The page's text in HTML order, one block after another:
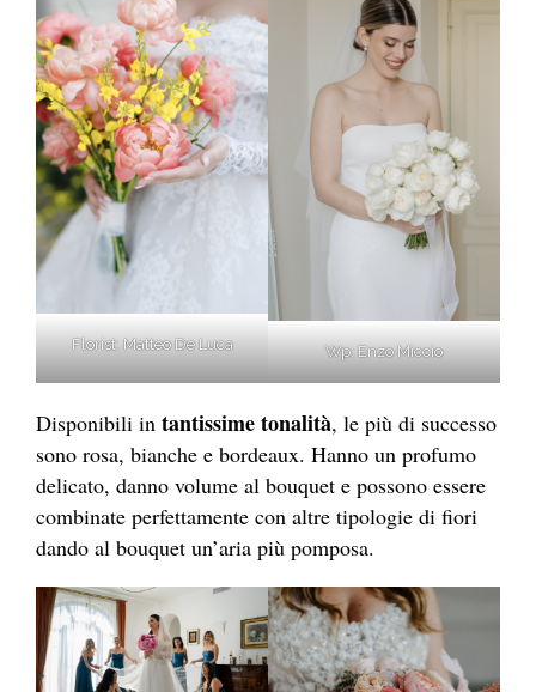
Florist: Matteo De Luca Wp: Enzo Miccio
Disponibili in tantissime tonalità, le più di successo
sono rosa, bianche e bordeaux. Hanno un profumo
delicato, danno volume al bouquet e possono essere
combinate perfettamente con altre tipologie di fiori
dando al bouquet un’aria più pomposa.